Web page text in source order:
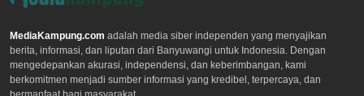
MediaKampung.com adalah media siber independen yang menyajikan
berita, informasi, dan liputan dari Banyuwangi untuk Indonesia. Dengan
mengedepankan akurasi, independensi, dan keberimbangan, kami
berkomitmen menjadi sumber informasi yang kredibel, terpercaya, dan